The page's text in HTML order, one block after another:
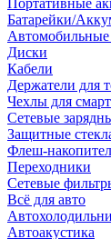
Портативные
Батарейки/
Автомобильные
Диски
Кабели
Держатели для
Чехлы для
Сетевые
Защитные
Флеш-
Переходники
Сетевые
Всё для авто
Автоакустика